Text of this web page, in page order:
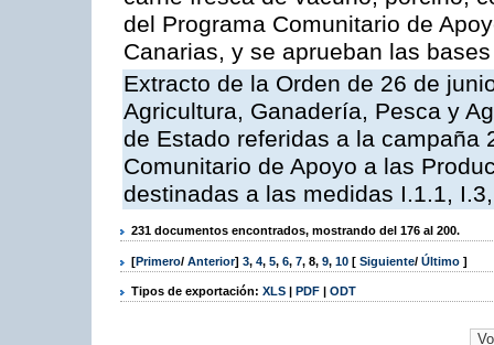
del Programa Comunitario de
Canarias, y se aprueban las
Extracto de la Orden de 26 de
Agricultura, Ganadería, Pesca y
de Estado referidas a la campaña
Comunitario de Apoyo a las
destinadas a las medidas I.1.1,
231 documentos encontrados, mostrando del 176 al 200.
[Primero/ Anterior] 3, 4, 5, 6, 7, 8, 9, 10 [ Siguiente/ Último ]
Tipos de exportación: XLS | PDF | ODT